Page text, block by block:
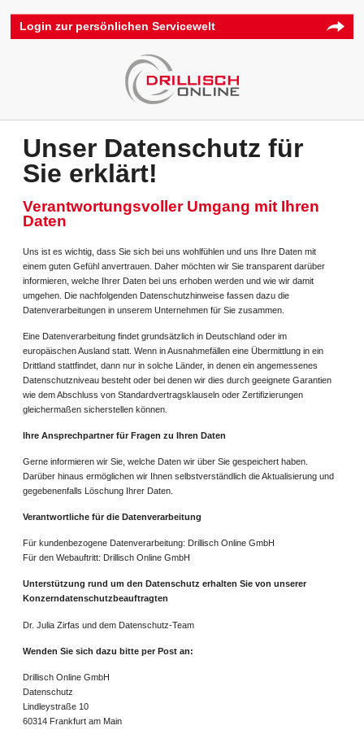
Login zur persönlichen Servicewelt
Unser Datenschutz für
Sie erklärt!
Verantwortungsvoller Umgang mit Ihren
Daten
Uns ist es wichtig, dass Sie sich bei uns wohlfühlen und uns Ihre Daten mit
einem guten Gefühl anvertrauen. Daher möchten wir Sie transparent darüber
informieren, welche Ihrer Daten bei uns erhoben werden und wie wir damit
umgehen. Die nachfolgenden Datenschutzhinweise fassen dazu die
Datenverarbeitungen in unserem Unternehmen für Sie zusammen.
Eine Datenverarbeitung findet grundsätzlich in Deutschland oder im
europäischen Ausland statt. Wenn in Ausnahmefällen eine Übermittlung in ein
Drittland stattfindet, dann nur in solche Länder, in denen ein angemessenes
Datenschutzniveau besteht oder bei denen wir dies durch geeignete Garantien
wie dem Abschluss von Standardvertragsklauseln oder Zertifizierungen
gleichermaßen sicherstellen können.
Ihre Ansprechpartner für Fragen zu Ihren Daten
Gerne informieren wir Sie, welche Daten wir über Sie gespeichert haben.
Darüber hinaus ermöglichen wir Ihnen selbstverständlich die Aktualisierung und
gegebenenfalls Löschung Ihrer Daten.
Verantwortliche für die Datenverarbeitung
Für kundenbezogene Datenverarbeitung: Drillisch Online GmbH
Für den Webauftritt: Drillisch Online GmbH
Unterstützung rund um den Datenschutz erhalten Sie von unserer
Konzerndatenschutzbeauftragten
Dr. Julia Zirfas und dem Datenschutz-Team
Wenden Sie sich dazu bitte per Post an:
Drillisch Online GmbH
Datenschutz
Lindleystraße 10
60314 Frankfurt am Main